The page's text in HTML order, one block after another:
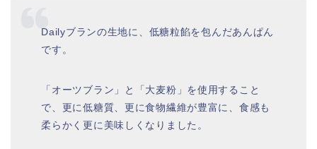
Dailyブランの生地に、低糖粒餡を包んだあんぱん
です。
「オーツブラン」と「大麦粉」を使用すること
で、更に低糖質、更に食物繊維が豊富に、食感も
柔らかく更に美味しくなりました。